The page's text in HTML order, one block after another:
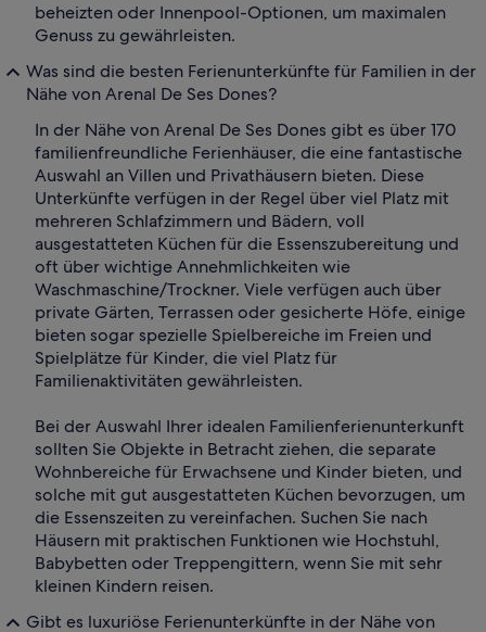
beheizten oder Innenpool-Optionen, um maximalen
Genuss zu gewährleisten.
Was sind die besten Ferienunterkünfte für Familien in der
Nähe von Arenal De Ses Dones?
In der Nähe von Arenal De Ses Dones gibt es über 170
familienfreundliche Ferienhäuser, die eine fantastische
Auswahl an Villen und Privathäusern bieten. Diese
Unterkünfte verfügen in der Regel über viel Platz mit
mehreren Schlafzimmern und Bädern, voll
ausgestatteten Küchen für die Essenszubereitung und
oft über wichtige Annehmlichkeiten wie
Waschmaschine/Trockner. Viele verfügen auch über
private Gärten, Terrassen oder gesicherte Höfe, einige
bieten sogar spezielle Spielbereiche im Freien und
Spielplätze für Kinder, die viel Platz für
Familienaktivitäten gewährleisten.
Bei der Auswahl Ihrer idealen Familienferienunterkunft
sollten Sie Objekte in Betracht ziehen, die separate
Wohnbereiche für Erwachsene und Kinder bieten, und
solche mit gut ausgestatteten Küchen bevorzugen, um
die Essenszeiten zu vereinfachen. Suchen Sie nach
Häusern mit praktischen Funktionen wie Hochstuhl,
Babybetten oder Treppengittern, wenn Sie mit sehr
kleinen Kindern reisen.
Gibt es luxuriöse Ferienunterkünfte in der Nähe von